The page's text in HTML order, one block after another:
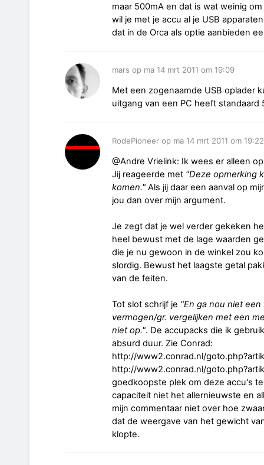
maar 500mA en dat is wat weinig
wil je met je accu al je USB
dat in de Orca als optie aanbieden
mars op ma 14 mrt 2011 om 19:09
Met een zogenaamde USB oplader
uitgang van een PC heeft standaard
RodePioneer op ma 14 mrt 2011 om 19:22
@Andre Vrielink: Ik wees er alleen
Jij reageerde met "Deze opmerking
komen." Als jij daar een aanval op
jou dan over mijn argument.
Je zegt dat je wel verder gekeken
heel bewust met de lage waarden
die je nu gewoon in de winkel zou
slordig. Bewust het laagste getal
van de feiten.
Tot slot schrijf je "En ga nou niet
vermogen/gr. vergelijken met een
niet op.". De accupacks die ik
absurd duur. Zie Conrad:
http://www2.conrad.nl/
http://www2.conrad.nl/
goedkoopste plek om deze accu's
capaciteit niet het allernieuwste en
mijn commentaar niet over hoe
dat de weergave van het gewicht
klopte.